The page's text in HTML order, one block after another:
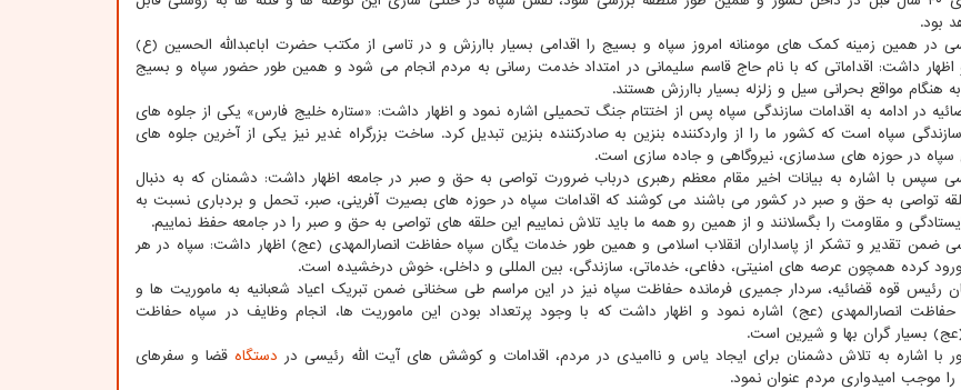
بود.
در همین زمینه کمک های مومنانه امروز سپاه و بسیج را اقدامی بسیار باارزش و در تاسی از مکتب حضرت اباعبدالله الحسین (ع)
اظهار داشت: اقداماتی که با نام حاج قاسم سلیمانی در امتداد خدمت رسانی به مردم انجام می شود و همین طور حضور سپاه و بسیج
هنگام مواقع بحرانی سیل و زلزله بسیار باارزش هستند.
در ادامه به اقدامات سازندگی سپاه پس از اختتام جنگ تحمیلی اشاره نمود و اظهار داشت: «ستاره خلیج فارس» یکی از جلوه های
سازندگی سپاه است که کشور ما را از واردکننده بنزین به صادرکننده بنزین تبدیل کرد. ساخت بزرگراه غدیر نیز یکی از آخرین جلوه های
سپاه در حوزه های سدسازی، نیروگاهی و جاده سازی است.
سپس با اشاره به بیانات اخیر مقام معظم رهبری درباب ضرورت تواصی به حق و صبر در جامعه اظهار داشت: دشمنان که به دنبال
تواصی به حق و صبر در کشور می باشند می کوشند که اقدامات سپاه در حوزه های بصیرت آفرینی، صبر، تحمل و بردباری نسبت به
و مقاومت را بگسلانند و از همین رو همه ما باید تلاش نماییم این حلقه های تواصی به حق و صبر را در جامعه حفظ نماییم.
ضمن تقدیر و تشکر از پاسداران انقلاب اسلامی و همین طور خدمات یگان سپاه حفاظت انصارالمهدی (عج) اظهار داشت: سپاه در هر
کرده همچون عرصه های امنیتی، دفاعی، خدماتی، سازندگی، بین المللی و داخلی، خوش درخشیده است.
رئیس قوه قضائیه، سردار جمیری فرمانده حفاظت سپاه نیز در این مراسم طی سخنانی ضمن تبریک اعیاد شعبانیه به ماموریت ها و
انصارالمهدی (عج) اشاره نمود و اظهار داشت که با وجود پرتعداد بودن این ماموریت ها، انجام وظایف در سپاه حفاظت
(عج) بسیار گران بها و شیرین است.
اشاره به تلاش دشمنان برای ایجاد یاس و ناامیدی در مردم، اقدامات و کوشش های آیت الله رئیسی در دستگاه قضا و سفرهای
را موجب امیدواری مردم عنوان نمود.